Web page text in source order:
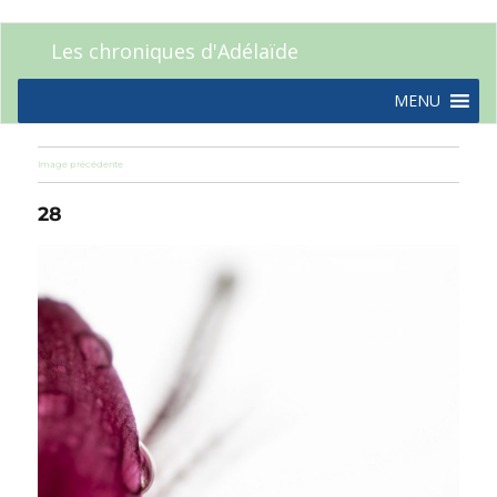
Les chroniques d'Adélaïde
MENU
Image précédente
28